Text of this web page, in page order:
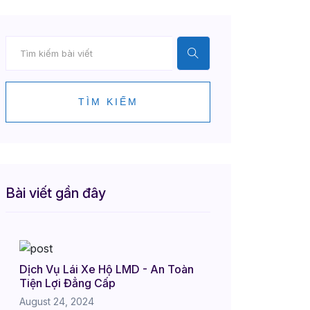
TÌM KIẾM
Bài viết gần đây
Dịch Vụ Lái Xe Hộ LMD - An Toàn
Tiện Lợi Đẳng Cấp
August 24, 2024